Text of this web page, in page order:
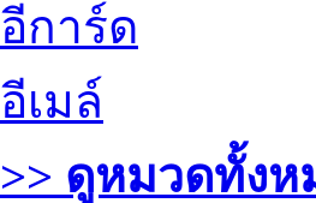
อีการ์ด
อีเมล์
>> ดูหมวดทั้งห